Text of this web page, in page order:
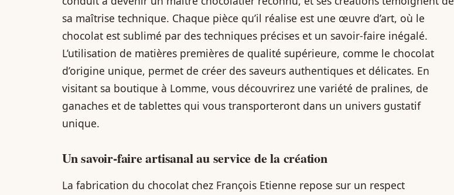
sa maîtrise technique. Chaque pièce qu’il réalise est une œuvre d’art, où le
chocolat est sublimé par des techniques précises et un savoir-faire inégalé.
L’utilisation de matières premières de qualité supérieure, comme le chocolat
d’origine unique, permet de créer des saveurs authentiques et délicates. En
visitant sa boutique à Lomme, vous découvrirez une variété de pralines, de
ganaches et de tablettes qui vous transporteront dans un univers gustatif
unique.
Un savoir-faire artisanal au service de la création
La fabrication du chocolat chez François Etienne repose sur un respect